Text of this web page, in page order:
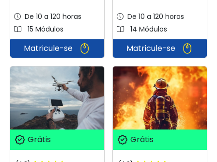
De 10 a 120 horas
15 Módulos
Matricule-se
De 10 a 120 horas
14 Módulos
Matricule-se
Grátis Grátis